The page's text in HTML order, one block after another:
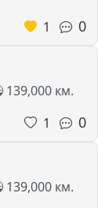
1 0
139,000 км.
1
0
139,000 км.